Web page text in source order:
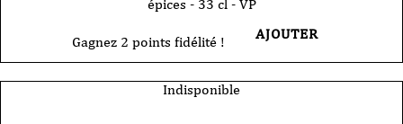
épices - 33 cl - VP
Gagnez 2 points fidélité ! AJOUTER
Indisponible